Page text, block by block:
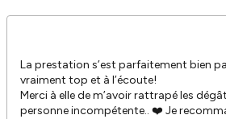
La prestation s’est parfaitement bien
vraiment top et à l’écoute!
Merci à elle de m’avoir rattrapé les
personne incompétente.. ❤️ Je